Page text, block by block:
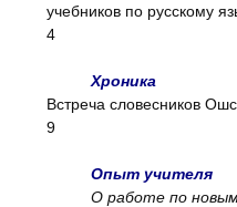
учебников по
4
Хроника
Встреча
9
Опыт учителя
О работе по